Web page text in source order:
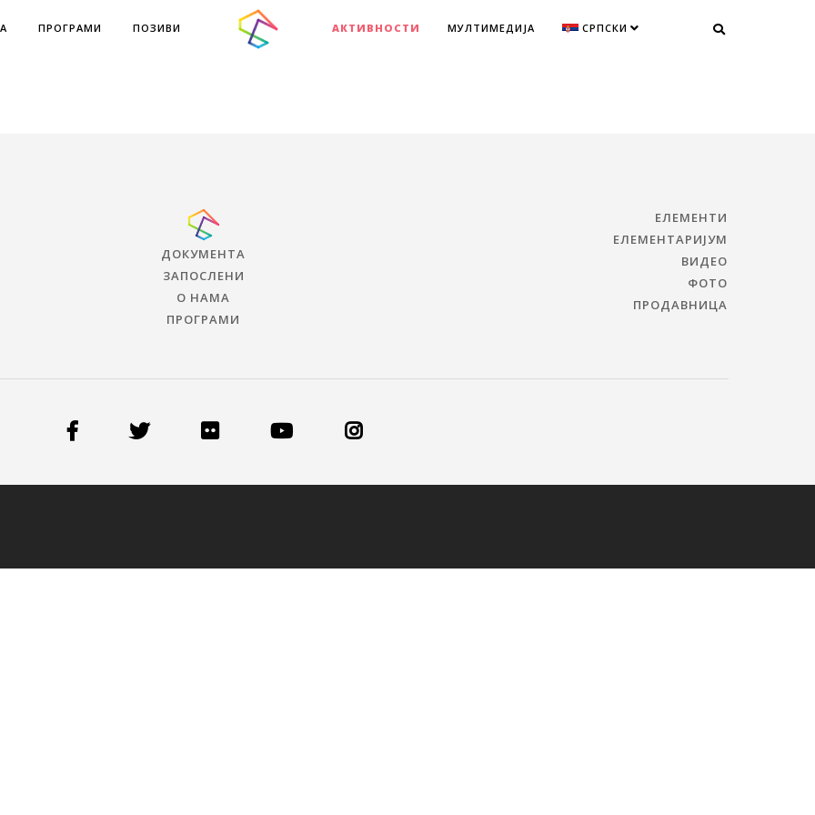
ПРОГРАМИ ПОЗИВИ АКТИВНОСТИ МУЛТИМЕДИЈА СРПСКИ
ДОКУМЕНТА
ЗАПОСЛЕНИ
О НАМА
ПРОГРАМИ
ЕЛЕМЕНТИ
ЕЛЕМЕНТАРИЈУМ
ВИДЕО
ФОТО
ПРОДАВНИЦА